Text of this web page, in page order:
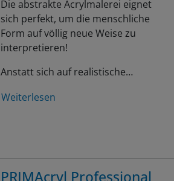
Die abstrakte Acrylmalerei eignet
sich perfekt, um die menschliche
Form auf völlig neue Weise zu
interpretieren!
Anstatt sich auf realistische…
Weiterlesen
PRIMAcryl Professional